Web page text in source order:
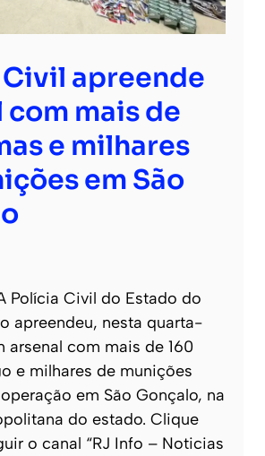
apreende
com mais de
e milhares
em São
Polícia Civil do Estado do
apreendeu, nesta quarta-
arsenal com mais de 160
e milhares de munições
em São Gonçalo, na
do estado. Clique
o canal “RJ Info – Noticias